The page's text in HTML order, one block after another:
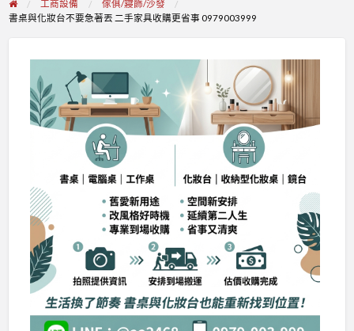
工商設備
傢俱/寢飾/沙發
書桌與化妝台不要急著丟 二手家具收購更省事 0979003999